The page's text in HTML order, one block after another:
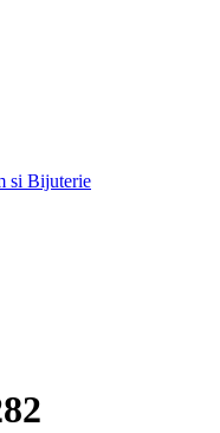
si Bijuterie